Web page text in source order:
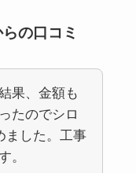
の口コミ
果、金額も
たのでシロ
ました。工事
。